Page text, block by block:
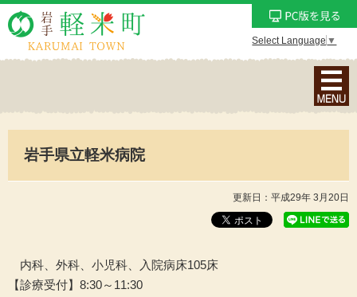
Select Language ▼
ナ
ビ
ン
メ
岩手県立軽米病院
更新日：平成29年 3月20日
内科、外科、小児科、入院病床105床
【診療受付】8:30～11:30